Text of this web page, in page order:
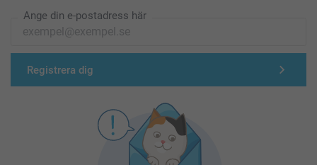
Ange din e-postadress här
Registrera dig